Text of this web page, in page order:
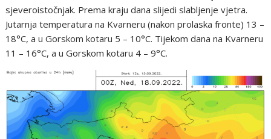
sjeveroistočnjak. Prema kraju dana slijedi slabljenje vjetra.
Jutarnja temperatura na Kvarneru (nakon prolaska fronte) 13 –
18°C, a u Gorskom kotaru 5 – 10°C. Tijekom dana na Kvarneru
11 – 16°C, a u Gorskom kotaru 4 – 9°C.